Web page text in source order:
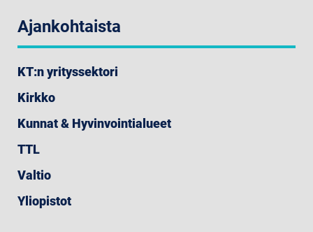
Ajankohtaista
KT:n yrityssektori
Kirkko
Kunnat & Hyvinvointialueet
TTL
Valtio
Yliopistot